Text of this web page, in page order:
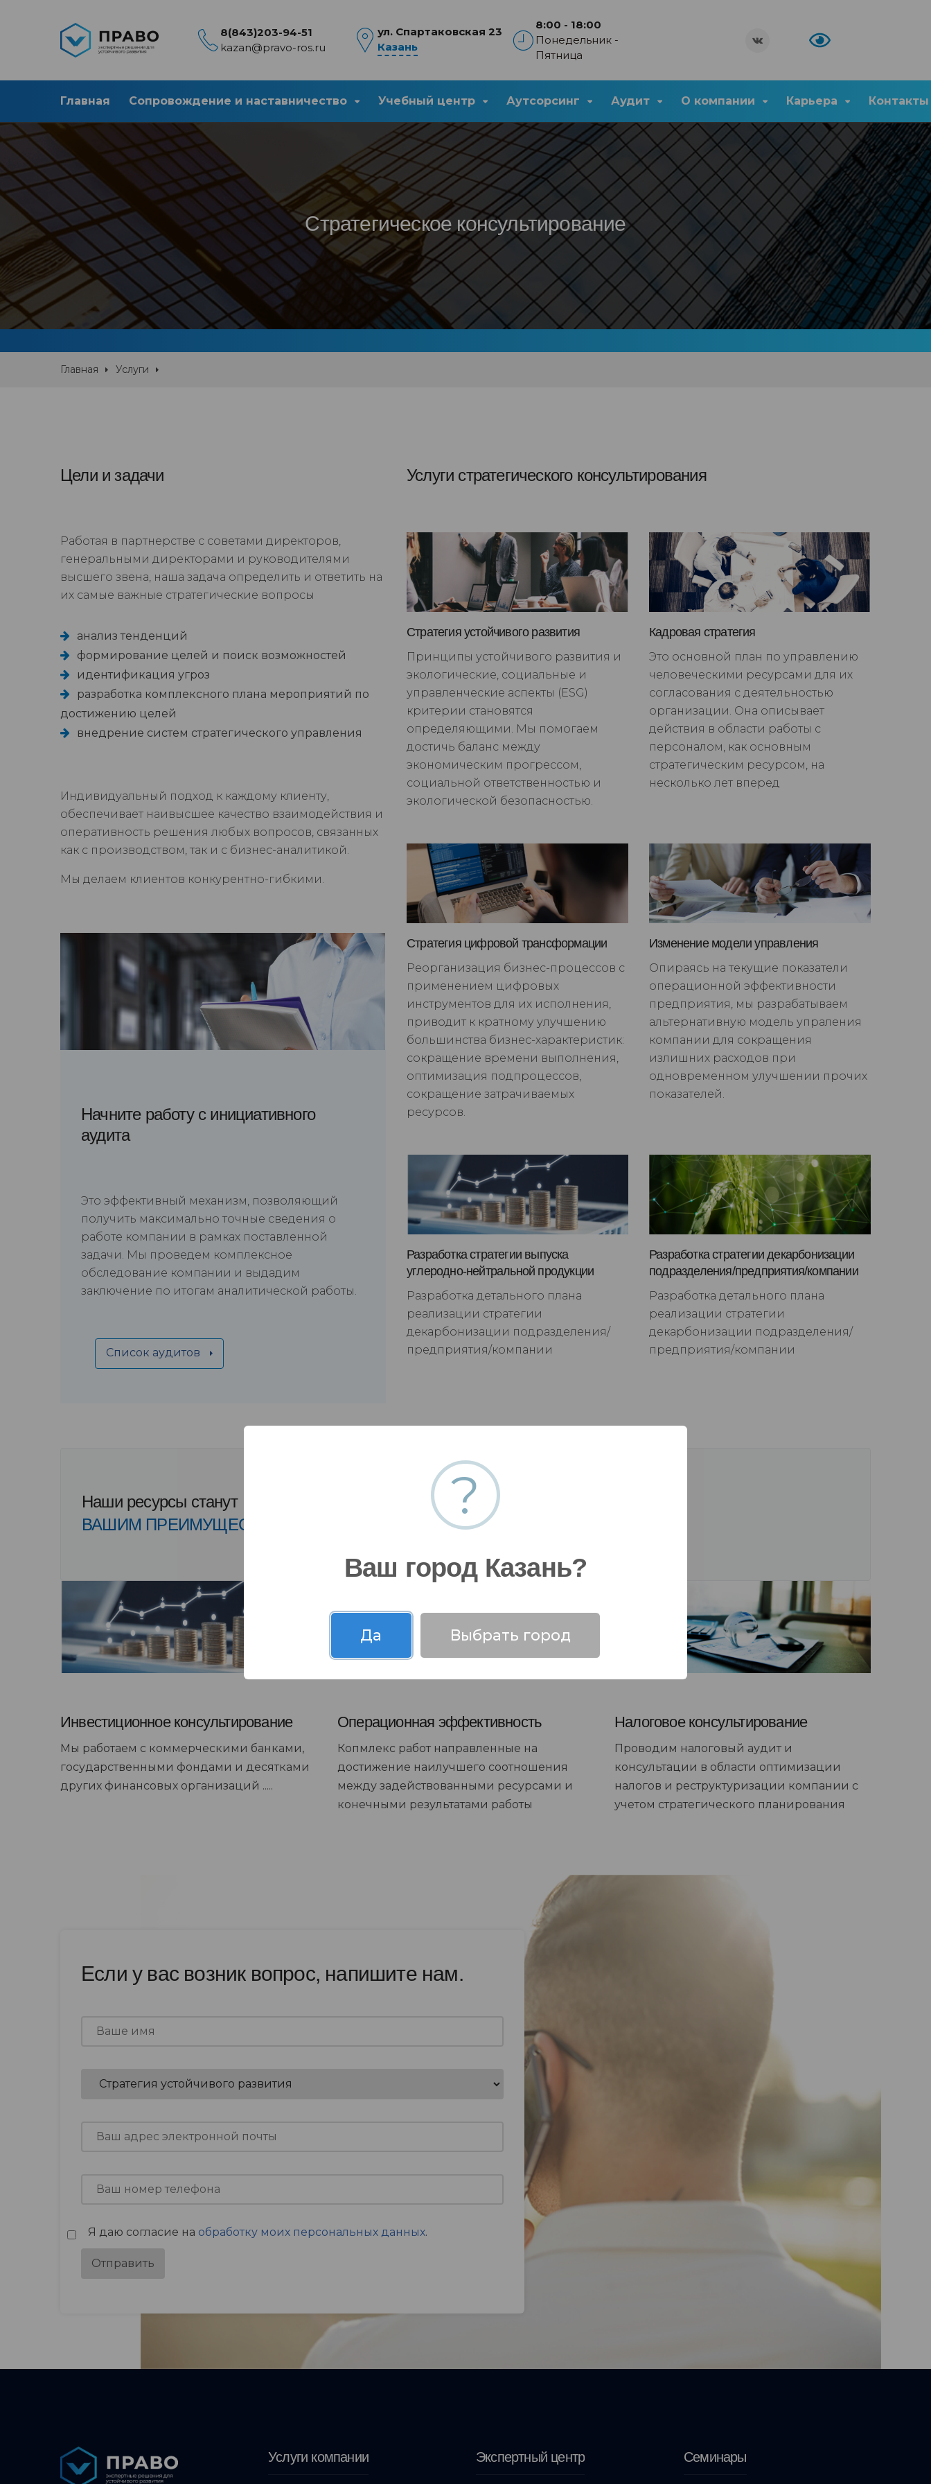
8(843)203-94-51
kazan@pravo-ros.ru
ул. Спартаковская 23
Казань
8:00 - 18:00
Понедельник -
Пятница
Главная Сопровождение и наставничество Учебный центр Аутсорсинг Аудит О компании Карьера Контакты
Стратегическое консультирование
Главная Услуги
Цели и задачи
Работая в партнерстве с советами директоров,
генеральными директорами и руководителями
высшего звена, наша задача определить и ответить на
их самые важные стратегические вопросы
анализ тенденций
формирование целей и поиск возможностей
идентификация угроз
разработка комплексного плана мероприятий по
достижению целей
внедрение систем стратегического управления
Индивидуальный подход к каждому клиенту,
обеспечивает наивысшее качество взаимодействия и
оперативность решения любых вопросов, связанных
как с производством, так и с бизнес-аналитикой.
Мы делаем клиентов конкурентно-гибкими.
Начните работу с инициативного
аудита
Это эффективный механизм, позволяющий
получить максимально точные сведения о
работе компании в рамках поставленной
задачи. Мы проведем комплексное
обследование компании и выдадим
заключение по итогам аналитической работы.
Список аудитов
Услуги стратегического консультирования
Стратегия устойчивого развития
Принципы устойчивого развития и
экологические, социальные и
управленческие аспекты (ESG)
критерии становятся
определяющими. Мы помогаем
достичь баланс между
экономическим прогрессом,
социальной ответственностью и
экологической безопасностью.
Кадровая стратегия
Это основной план по управлению
человеческими ресурсами для их
согласования с деятельностью
организации. Она описывает
действия в области работы с
персоналом, как основным
стратегическим ресурсом, на
несколько лет вперед
Стратегия цифровой трансформации
Реорганизация бизнес-процессов с
применением цифровых
инструментов для их исполнения,
приводит к кратному улучшению
большинства бизнес-характеристик:
сокращение времени выполнения,
оптимизация подпроцессов,
сокращение затрачиваемых
ресурсов.
Изменение модели управления
Опираясь на текущие показатели
операционной эффективности
предприятия, мы разрабатываем
альтернативную модель упраления
компании для сокращения
излишних расходов при
одновременном улучшении прочих
показателей.
Разработка стратегии выпуска
углеродно-нейтральной продукции
Разработка детального плана
реализации стратегии
декарбонизации подразделения/
предприятия/компании
Разработка стратегии декарбонизации
подразделения/предприятия/компании
Разработка детального плана
реализации стратегии
декарбонизации подразделения/
предприятия/компании
Наши ресурсы станут
ВАШИМ ПРЕИМУЩЕСТВОМ
Инвестиционное консультирование
Мы работаем с коммерческими банками,
государственными фондами и десятками
других финансовых организаций .....
Операционная эффективность
Копмлекс работ направленные на
достижение наилучшего соотношения
между задействованными ресурсами и
конечными результатами работы
Налоговое консультирование
Проводим налоговый аудит и
консультации в области оптимизации
налогов и реструктуризации компании с
учетом стратегического планирования
Если у вас возник вопрос, напишите нам.
Я даю согласие на обработку моих персональных данных.
Отправить
Услуги компании Экспертный центр Семинары
?
Ваш город Казань?
Да Выбрать город